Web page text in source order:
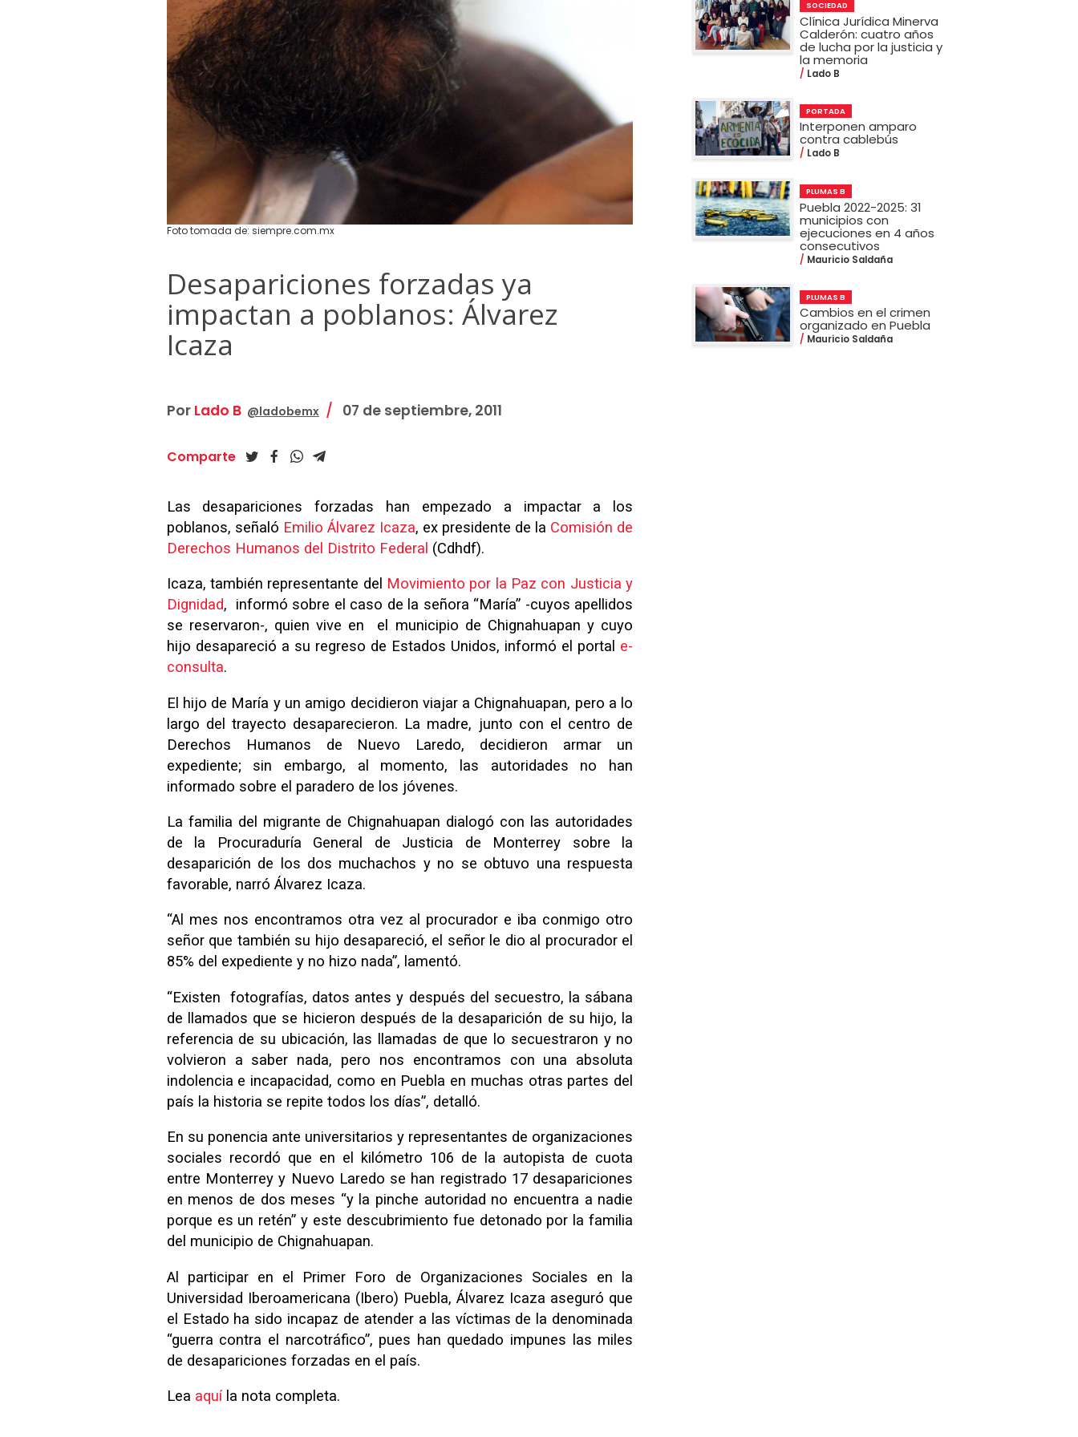
Foto tomada de: siempre.com.mx
Desapariciones forzadas ya
impactan a poblanos: Álvarez
Icaza
Por Lado B @ladobemx 07 de septiembre, 2011
Comparte
Las desapariciones forzadas han empezado a impactar a los
poblanos, señaló Emilio Álvarez Icaza, ex presidente de la Comisión de
Derechos Humanos del Distrito Federal (Cdhdf).
Icaza, también representante del Movimiento por la Paz con Justicia y
Dignidad, informó sobre el caso de la señora “María” -cuyos apellidos
se reservaron-, quien vive en el municipio de Chignahuapan y cuyo
hijo desapareció a su regreso de Estados Unidos, informó el portal e-
consulta.
El hijo de María y un amigo decidieron viajar a Chignahuapan, pero a lo
largo del trayecto desaparecieron. La madre, junto con el centro de
Derechos Humanos de Nuevo Laredo, decidieron armar un
expediente; sin embargo, al momento, las autoridades no han
informado sobre el paradero de los jóvenes.
La familia del migrante de Chignahuapan dialogó con las autoridades
de la Procuraduría General de Justicia de Monterrey sobre la
desaparición de los dos muchachos y no se obtuvo una respuesta
favorable, narró Álvarez Icaza.
“Al mes nos encontramos otra vez al procurador e iba conmigo otro
señor que también su hijo desapareció, el señor le dio al procurador el
85% del expediente y no hizo nada”, lamentó.
“Existen fotografías, datos antes y después del secuestro, la sábana
de llamados que se hicieron después de la desaparición de su hijo, la
referencia de su ubicación, las llamadas de que lo secuestraron y no
volvieron a saber nada, pero nos encontramos con una absoluta
indolencia e incapacidad, como en Puebla en muchas otras partes del
país la historia se repite todos los días”, detalló.
En su ponencia ante universitarios y representantes de organizaciones
sociales recordó que en el kilómetro 106 de la autopista de cuota
entre Monterrey y Nuevo Laredo se han registrado 17 desapariciones
en menos de dos meses “y la pinche autoridad no encuentra a nadie
porque es un retén” y este descubrimiento fue detonado por la familia
del municipio de Chignahuapan.
Al participar en el Primer Foro de Organizaciones Sociales en la
Universidad Iberoamericana (Ibero) Puebla, Álvarez Icaza aseguró que
el Estado ha sido incapaz de atender a las víctimas de la denominada
“guerra contra el narcotráfico”, pues han quedado impunes las miles
de desapariciones forzadas en el país.
Lea aquíla nota completa.
SOCIEDAD
Clínica Jurídica Minerva
Calderón: cuatro años
de lucha por la justicia y
la memoria
Lado B
PORTADA
Interponen amparo
contra cablebús
Lado B
PLUMAS B
Puebla 2022-2025: 31
municipios con
ejecuciones en 4 años
consecutivos
Mauricio Saldaña
PLUMAS B
Cambios en el crimen
organizado en Puebla
Mauricio Saldaña